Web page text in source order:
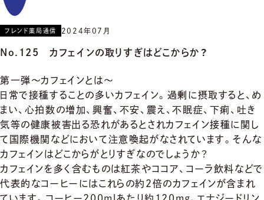
フレンド薬局通信 2024年07月
No.125 カフェインの取りすぎはどこからか？
第一弾～カフェインとは～
日常で接種することの多いカフェイン。過剰に摂取すると、 め
まい、心拍数の増加、興奮、不安、震え、不眠症、下痢、 吐き
気等の健康被害出る恐れがあるとされカフェイン接種に関し
て 国際機関などにおいて注意喚起がなされています。そんな
カフェインはどこからがとりすぎなのでしょうか？
カフェインを多く含むものは紅茶やココア、 コーラ飲料などで
代表的なコーヒーにはこれらの約2倍のカフェイ ンが含まれ